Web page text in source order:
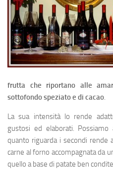
frutta che riportano alle
sottofondo speziato e di cacao.
La sua intensità lo rende
gustosi ed elaborati.
quanto riguarda i secondi rende
carne al forno accompagnata da
quello a base di patate ben